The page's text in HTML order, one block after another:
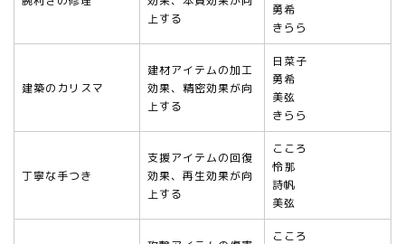
上する
勇希
きらら
建築のカリスマ
建材アイテムの加工
効果、精密効果が向
上する
日菜子
勇希
美弦
きらら
丁寧な手つき
支援アイテムの回復
効果、再生効果が向
上する
こころ
怜那
詩帆
美弦
こころ